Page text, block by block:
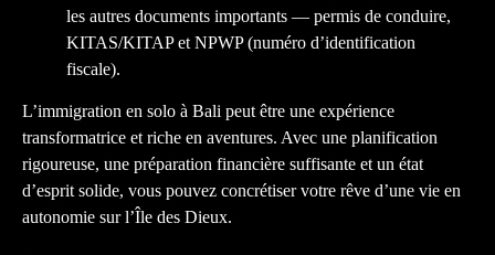
les autres documents importants — permis de conduire,
KITAS/KITAP et NPWP (numéro d’identification
fiscale).
L’immigration en solo à Bali peut être une expérience
transformatrice et riche en aventures. Avec une planification
rigoureuse, une préparation financière suffisante et un état
d’esprit solide, vous pouvez concrétiser votre rêve d’une vie en
autonomie sur l’Île des Dieux.